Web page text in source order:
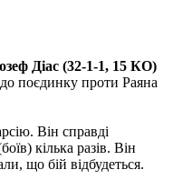
Діас (32-1-1, 15 КО)
поєдинку проти Раяна
Він справді
кілька разів. Він
що бій відбудеться.